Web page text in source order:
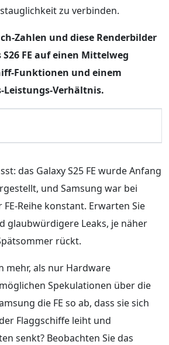
zu verbinden.
Zahlen und diese Renderbilder
FE auf einen Mittelweg
Funktionen und einem
Verhältnis.
das Galaxy S25 FE wurde Anfang
und Samsung war bei
Reihe konstant. Erwarten Sie
glaubwürdigere Leaks, je näher
rückt.
mehr, als nur Hardware
Spekulationen über die
die FE so ab, dass sie sich
Flaggschiffe leiht und
senkt? Beobachten Sie das